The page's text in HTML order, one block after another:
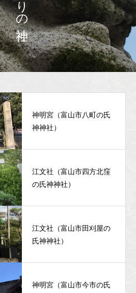
の
神明宮（富山市八町の氏
神神社）
江文社（富山市四方北窪
の氏神神社）
江文社（富山市田刈屋の
氏神神社）
神明宮（富山市今市の氏